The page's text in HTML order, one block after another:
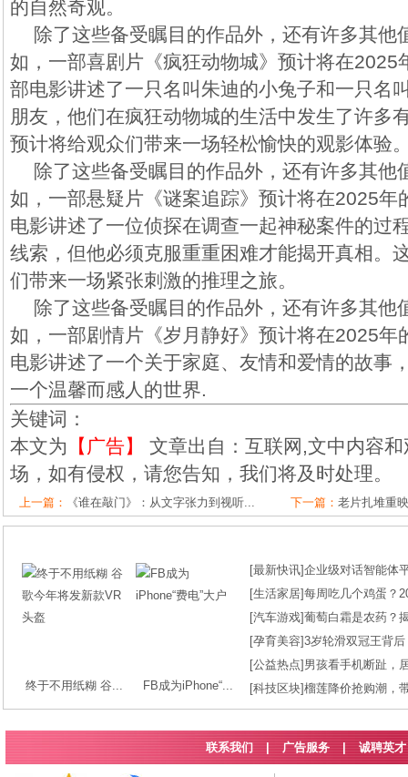
的自然奇观。
除了这些备受瞩目的作品外，还有许多其他
如，一部喜剧片《疯狂动物城》预计将在2025
部电影讲述了一只名叫朱迪的小兔子和一只名
朋友，他们在疯狂动物城的生活中发生了许多
预计将给观众们带来一场轻松愉快的观影体验
除了这些备受瞩目的作品外，还有许多其他
如，一部悬疑片《谜案追踪》预计将在2025年
电影讲述了一位侦探在调查一起神秘案件的过
线索，但他必须克服重重困难才能揭开真相。
们带来一场紧张刺激的推理之旅。
除了这些备受瞩目的作品外，还有许多其他
如，一部剧情片《岁月静好》预计将在2025年
电影讲述了一个关于家庭、友情和爱情的故事
一个温馨而感人的世界.
关键词：
本文为 【广告】
文章出自：互联网,文中内容
场，如有侵权，请您告知，我们将及时处理。
上一篇： 《谁在敲门》：从文字张力到视听... 下一篇： 老片扎堆重
终于不用纸糊 谷... FB成为iPhone“...
[最新快讯]企业级对话智能体
[生活家居]每周吃几个鸡蛋？
[汽车游戏]葡萄白霜是农药？
[孕育美容]3岁轮滑双冠王背
[公益热点] 男孩看手机断趾，
[科技区块]榴莲降价抢购潮，
联系我们 广告服务 | 诚聘英才